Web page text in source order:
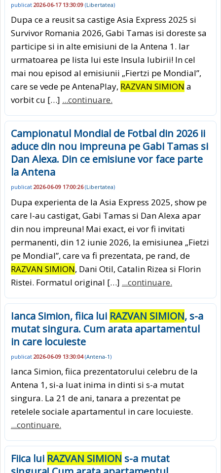
publicat 2026-06-17 13:30:09 (Libertatea)
Dupa ce a reusit sa castige Asia Express 2025 si
Survivor Romania 2026, Gabi Tamas isi doreste sa
participe si in alte emisiuni de la Antena 1. Iar
urmatoarea pe lista lui este Insula Iubirii! In cel
mai nou episod al emisiunii „Fiertzi pe Mondial”,
care se vede pe AntenaPlay, RAZVAN SIMION a
vorbit cu […] ...continuare.
Campionatul Mondial de Fotbal din 2026 ii
aduce din nou impreuna pe Gabi Tamas si
Dan Alexa. Din ce emisiune vor face parte
la Antena
publicat 2026-06-09 17:00:26(Libertatea)
Dupa experienta de la Asia Express 2025, show pe
care l-au castigat, Gabi Tamas si Dan Alexa apar
din nou impreuna! Mai exact, ei vor fi invitati
permanenti, din 12 iunie 2026, la emisiunea „Fietzi
pe Mondial”, care va fi prezentata, pe rand, de
RAZVAN SIMION, Dani Otil, Catalin Rizea si Florin
Ristei. Formatul original […] ...continuare.
Ianca Simion, fiica lui RAZVAN SIMION, s-a
mutat singura. Cum arata apartamentul
in care locuieste
publicat 2026-06-09 13:30:04(Antena-1)
Ianca Simion, fiica prezentatorului celebru de la
Antena 1, si-a luat inima in dinti si s-a mutat
singura. La 21 de ani, tanara a prezentat pe
retelele sociale apartamentul in care locuieste.
...continuare.
Fiica lui RAZVAN SIMION s-a mutat